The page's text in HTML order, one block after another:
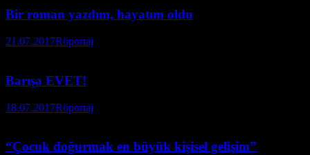
Bir roman yazdım, hayatım oldu
21.07.2017Röportaj
Barışa EVET!
18.07.2017Röportaj
“Çocuk doğurmak en büyük kişisel gelişim”